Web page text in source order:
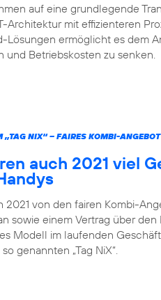
auf eine grundlegende
Architektur mit effizienteren
Lösungen ermöglicht es dem
und Betriebskosten zu senken.
NIX“ – FAIRES KOMBI-
auch 2021 viel
2021 von den fairen Kombi-
sowie einem Vertrag über
Modell im laufenden
genannten „Tag NiX“.